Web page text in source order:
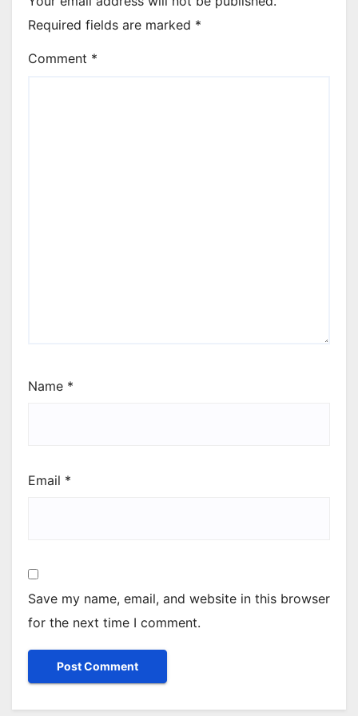
Required fields are marked *
Comment *
Name *
Email *
Save my name, email, and website in this browser
for the next time I comment.